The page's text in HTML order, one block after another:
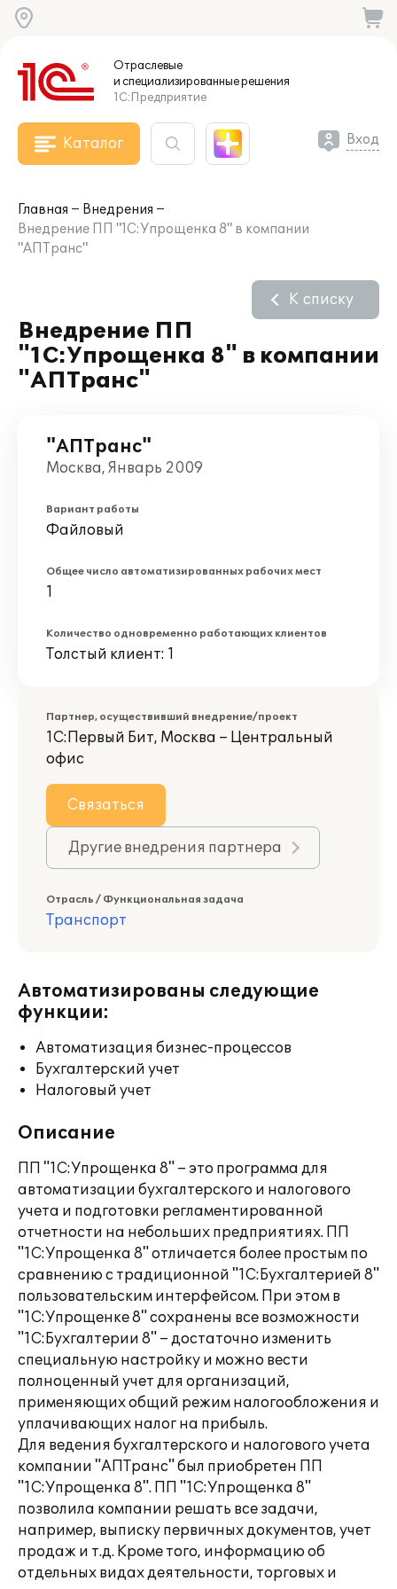
Отраслевые
и специализированныерешения
1С:Предприятие
Каталог Вход
Главная
Внедрения
Внедрение ПП "1С:Упрощенка 8" в компании
"АПТранс"
Внедрение ПП
"1С:Упрощенка 8" в компании
"АПТранс"
К списку
"АПТранс"
Москва, Январь 2009
Вариант работы
Файловый
Общее число автоматизированных рабочих мест
1
Количество одновременно работающих клиентов
Толстый клиент: 1
Партнер, осуществивший внедрение/проект
1С:Первый Бит, Москва – Центральный
офис
Связаться
Другие внедрения партнера
Отрасль / Функциональная задача
Транспорт
Автоматизированы следующие
функции:
Автоматизация бизнес-процессов
Бухгалтерский учет
Налоговый учет
Описание
ПП "1С:Упрощенка 8" – это программа для
автоматизации бухгалтерского и налогового
учета и подготовки регламентированной
отчетности на небольших предприятиях. ПП
"1С:Упрощенка 8" отличается более простым по
сравнению с традиционной "1С:Бухгалтерией 8"
пользовательским интерфейсом. При этом в
"1С:Упрощенке 8" сохранены все возможности
"1С:Бухгалтерии 8" – достаточно изменить
специальную настройку и можно вести
полноценный учет для организаций,
применяющих общий режим налогообложения и
уплачивающих налог на прибыль.
Для ведения бухгалтерского и налогового учета
компании "АПТранс" был приобретен ПП
"1С:Упрощенка 8". ПП "1С:Упрощенка 8"
позволила компании решать все задачи,
например, выписку первичных документов, учет
продаж и т.д. Кроме того, информацию об
отдельных видах деятельности, торговых и